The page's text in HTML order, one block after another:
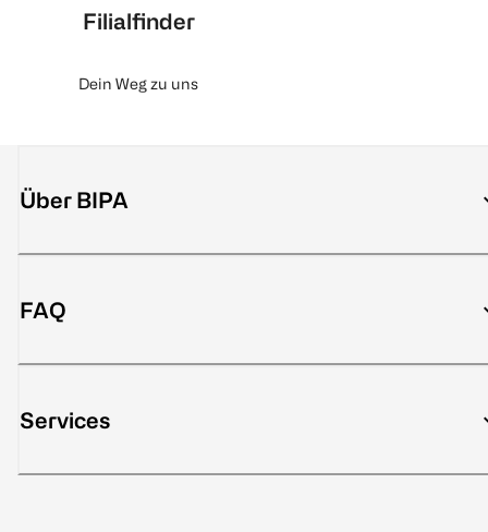
Filialfinder
Dein Weg zu uns
Über BIPA
FAQ
Services